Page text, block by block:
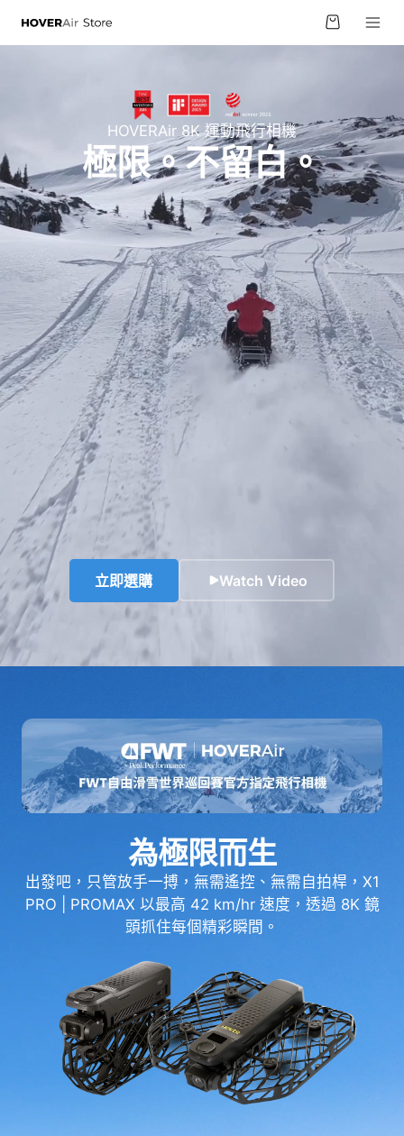
跳至內
物
車
HOVERAir 8K 運動飛行相機
極限。不留白。
立即選購 Watch Video
為極限而生
出發吧，只管放手一搏，無需遙控、無需自拍桿，X1
PRO | PROMAX 以最高 42 km/hr 速度，透過 8K 鏡
頭抓住每個精彩瞬間。